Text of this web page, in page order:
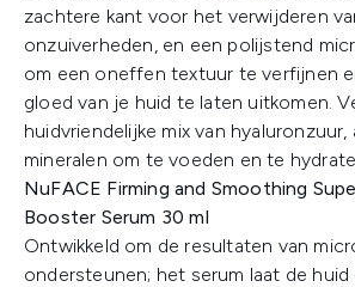
zachtere kant voor het verwijderen
onzuiverheden, en een polijstend
om een oneffen textuur te verfijnen
gloed van je huid te laten uitkomen.
huidvriendelijke mix van
mineralen om te voeden en te
NuFACE Firming and Smoothing
Booster Serum 30 ml
Ontwikkeld om de resultaten van
ondersteunen; het serum laat de huid